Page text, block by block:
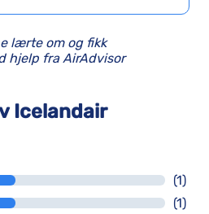
lærte om og fikk
hjelp fra AirAdvisor
Icelandair
(1)
(1)